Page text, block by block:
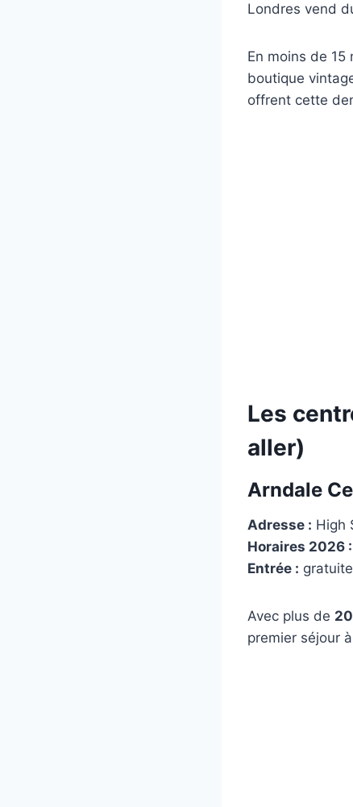
Londres vend
En moins de 15
boutique
offrent cette
Les
aller)
Arndale
Adresse : High
Horaires 2026 :
Entrée : gratuite
Avec plus de
premier séjour